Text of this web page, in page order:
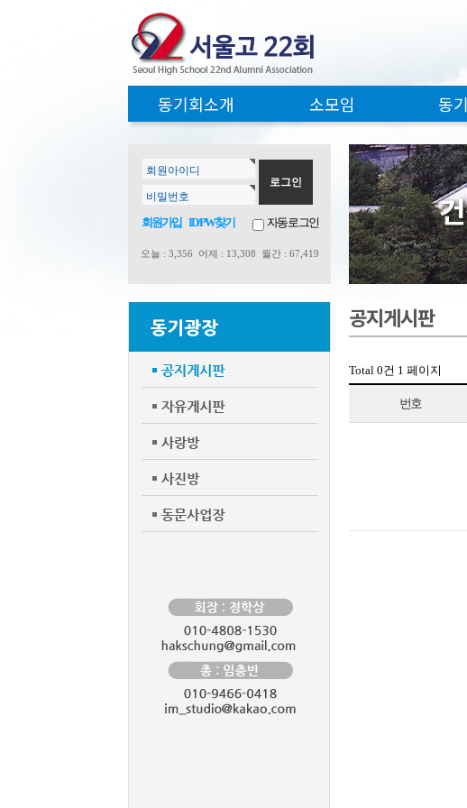
동기회소개 소모임 동
건
회원아이디
비밀번호
회원가입 ID/PW찾기 자동로그인
오늘 : 3,356 어제 : 13,308 월간 : 67,419
공지게시판
Total 0건 1 페이지
번호